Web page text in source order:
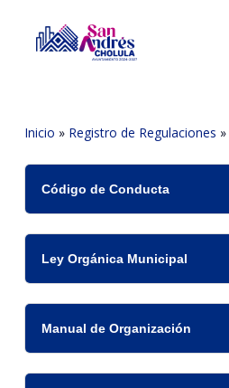
Inicio » Registro de Regulaciones »
Código de Conducta
Ley Orgánica Municipal
Manual de Organización